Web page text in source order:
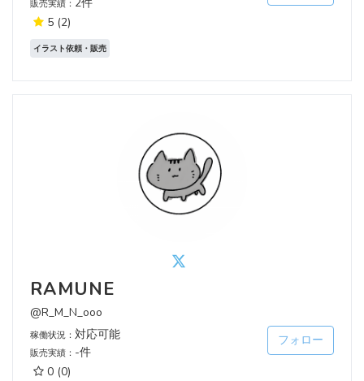
販売実績：
5 (2)
イラスト依頼・販売
RAMUNE
@R_M_N_ooo
稼働状況： 対応可能
販売実績： -件
0 (0)
フォロー